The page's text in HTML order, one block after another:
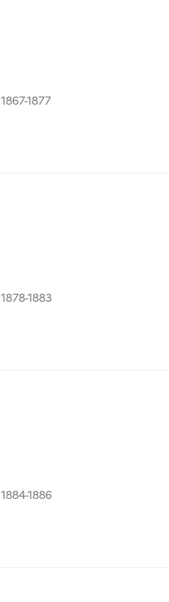
1867-1877
1878-1883
1884-1886